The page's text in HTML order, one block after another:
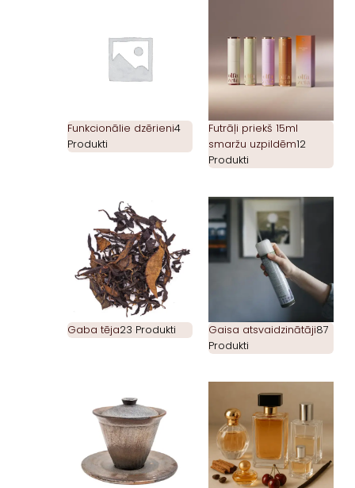
Funkcionālie dzērieni4
Produkti
Futrāļi priekš 15ml
smaržu uzpildēm12
Produkti
Gaba tēja23 Produkti Gaisa atsvaidzinātāji87
Produkti